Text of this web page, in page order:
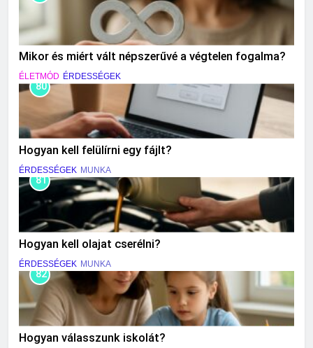
Mikor és miért vált népszerűvé a végtelen fogalma?
ÉLETMÓD ÉRDESSÉGEK
80
Hogyan kell felülírni egy fájlt?
ÉRDESSÉGEK MUNKA
81
Hogyan kell olajat cserélni?
ÉRDESSÉGEK MUNKA
82
Hogyan válasszunk iskolát?